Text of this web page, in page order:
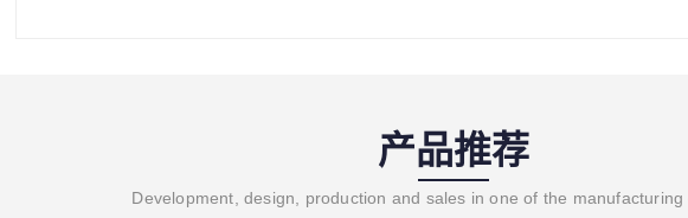
产品推荐
Development, design, production and sales in one of the